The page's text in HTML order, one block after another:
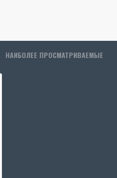
НАИБОЛЕЕ ПРОСМАТРИВАЕМЫЕ